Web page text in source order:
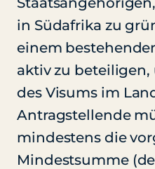
in Südafrika zu
einem
aktiv zu
des Visums im
Antragstellende
mindestens die
Mindestsumme